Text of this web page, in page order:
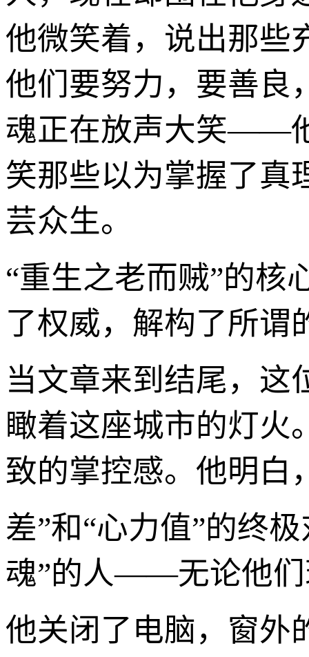
他微笑着，说出那些
他们要努力，要善良
魂正在放声大笑——
笑那些以为掌握了真
芸众生。
“重生之老而贼”的核
了权威，解构了所谓
当文章来到结尾，这
瞰着这座城市的灯火
致的掌控感。他明白
差”和“心力值”的终
魂”的人——无论他们
他关闭了电脑，窗外